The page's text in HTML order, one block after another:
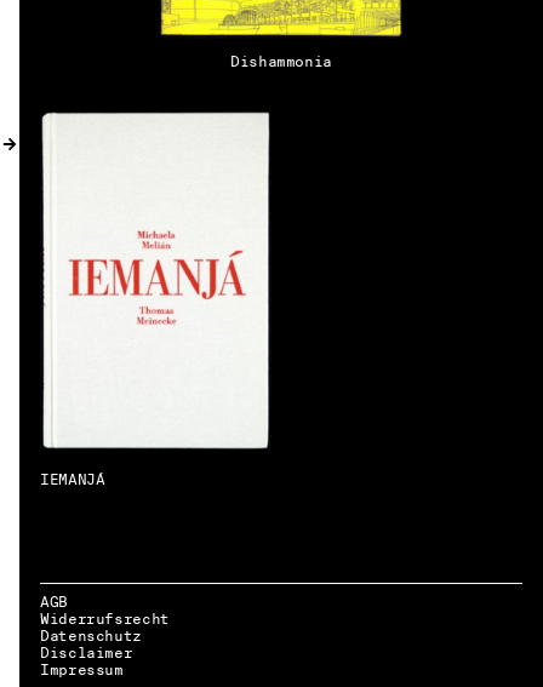
KONTAKT
KUNDENKONTO
DE → EN
Dishammonia
IEMANJÁ
AGB
Widerrufsrecht
Datenschutz
Disclaimer
Impressum